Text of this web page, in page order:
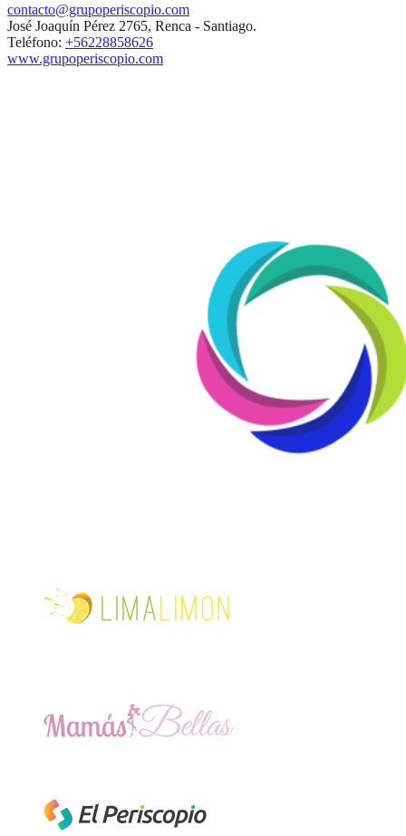
contacto@grupoperiscopio.com
José Joaquín Pérez 2765, Renca - Santiago.
Teléfono: +56228858626
www.grupoperiscopio.com